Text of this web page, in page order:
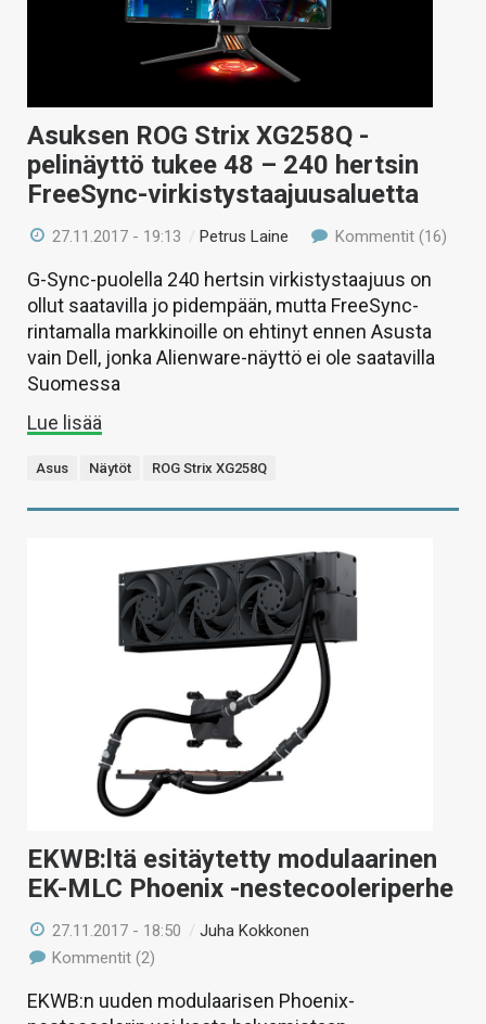
Asuksen ROG Strix XG258Q -
pelinäyttö tukee 48 – 240 hertsin
FreeSync-virkistystaajuusaluetta
27.11.2017 - 19:13 /Petrus Laine Kommentit (16)
G-Sync-puolella 240 hertsin virkistystaajuus on
ollut saatavilla jo pidempään, mutta FreeSync-
rintamalla markkinoille on ehtinyt ennen Asusta
vain Dell, jonka Alienware-näyttö ei ole saatavilla
Suomessa
Lue lisää
Asus Näytöt ROG Strix XG258Q
EKWB:ltä esitäytetty modulaarinen
EK-MLC Phoenix -nestecooleriperhe
27.11.2017 - 18:50 /Juha Kokkonen
Kommentit (2)
EKWB:n uuden modulaarisen Phoenix-